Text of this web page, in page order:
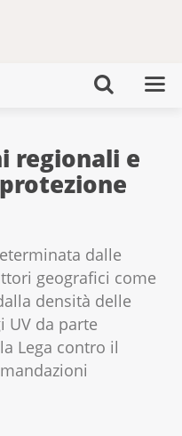
regionali e
dalle
geografici come
densità delle
UV da parte
Lega contro il